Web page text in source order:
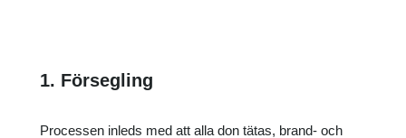
1. Försegling
Processen inleds med att alla don tätas, brand- och